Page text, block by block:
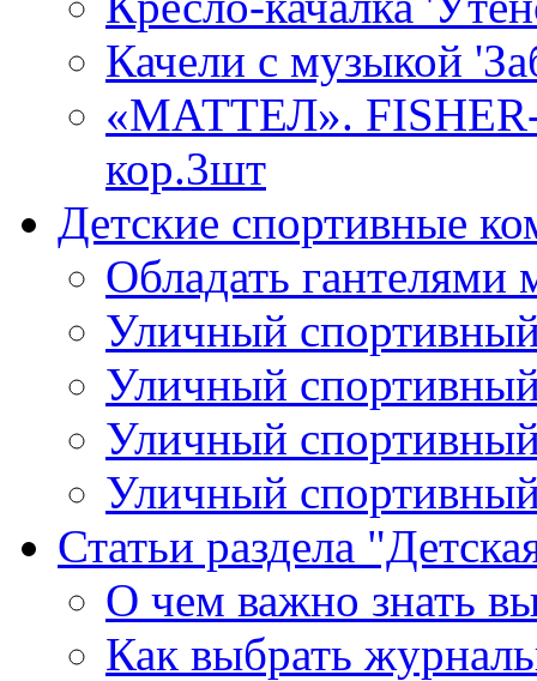
Качели с музыкой
«МАТТЕЛ».
кор.3шт
Детские спортивные
Обладать гантелями
Уличный
Уличный
Уличный
Уличный
Статьи раздела
О чем важно знать
Как выбрать